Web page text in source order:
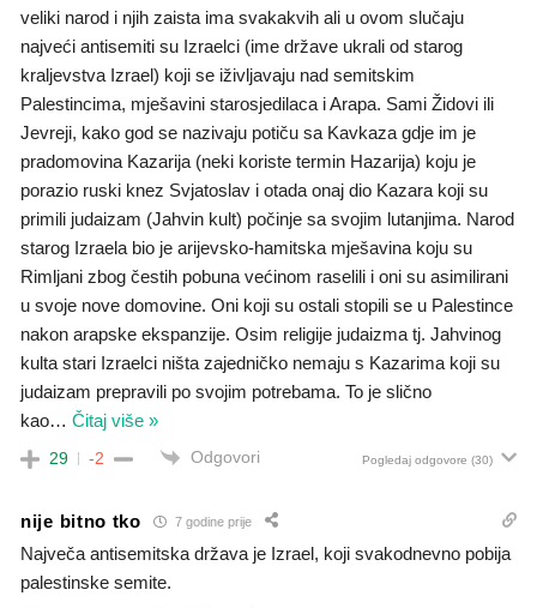
veliki narod i njih zaista ima svakakvih ali u ovom slučaju
najveći antisemiti su Izraelci (ime države ukrali od starog
kraljevstva Izrael) koji se iživljavaju nad semitskim
Palestincima, mješavini starosjedilaca i Arapa. Sami Židovi ili
Jevreji, kako god se nazivaju potiču sa Kavkaza gdje im je
pradomovina Kazarija (neki koriste termin Hazarija) koju je
porazio ruski knez Svjatoslav i otada onaj dio Kazara koji su
primili judaizam (Jahvin kult) počinje sa svojim lutanjima. Narod
starog Izraela bio je arijevsko-hamitska mješavina koju su
Rimljani zbog čestih pobuna većinom raselili i oni su asimilirani
u svoje nove domovine. Oni koji su ostali stopili se u Palestince
nakon arapske ekspanzije. Osim religije judaizma tj. Jahvinog
kulta stari Izraelci ništa zajedničko nemaju s Kazarima koji su
judaizam prepravili po svojim potrebama. To je slično
kao… Čitaj više »
29 -2 Odgovori Pogledaj odgovore (30)
nije bitno tko 7 godine prije
Največa antisemitska država je Izrael, koji svakodnevno pobija
palestinske semite.